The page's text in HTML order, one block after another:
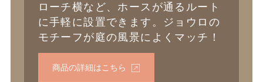
ローチ横など、ホースが通るルート
に手軽に設置できます。ジョウロの
モチーフが庭の風景によくマッチ！
商品の詳細はこちら